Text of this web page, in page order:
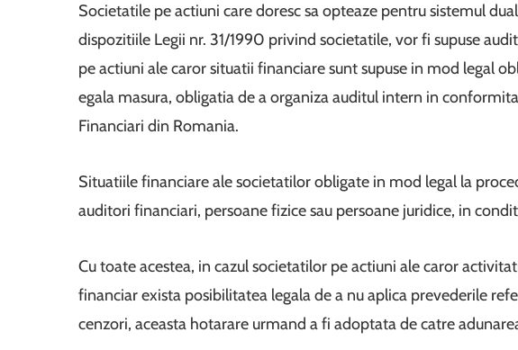
Societatile pe actiuni care doresc sa opteaze pentru sistemul
dispozitiile Legii nr. 31/1990 privind societatile, vor fi supuse
pe actiuni ale caror situatii financiare sunt supuse in mod legal
egala masura, obligatia de a organiza auditul intern in
Financiari din Romania.
Situatiile financiare ale societatilor obligate in mod legal la
auditori financiari, persoane fizice sau persoane juridice, in
Cu toate acestea, in cazul societatilor pe actiuni ale caror
financiar exista posibilitatea legala de a nu aplica prevederile
cenzori, aceasta hotarare urmand a fi adoptata de catre